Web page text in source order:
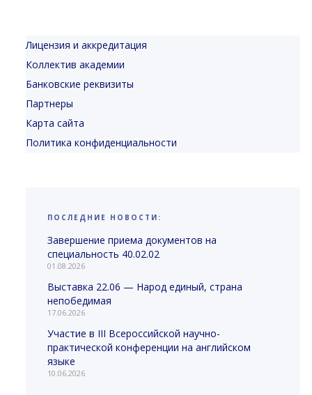
Лицензия и аккредитация
Коллектив академии
Банковские реквизиты
Партнеры
Карта сайта
Политика конфиденциальности
ПОСЛЕДНИЕ НОВОСТИ:
Завершение приема документов на
специальность 40.02.02
01.08.2026
Выставка 22.06 — Народ единый, страна
непобедимая
17.06.2026
Участие в III Всероссийской научно-
практической конференции на английском
языке
10.06.2026